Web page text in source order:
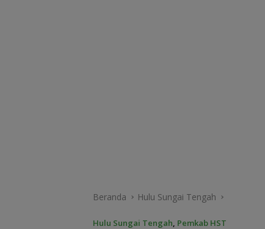
Beranda Hulu Sungai Tengah
Hulu Sungai Tengah, Pemkab HST